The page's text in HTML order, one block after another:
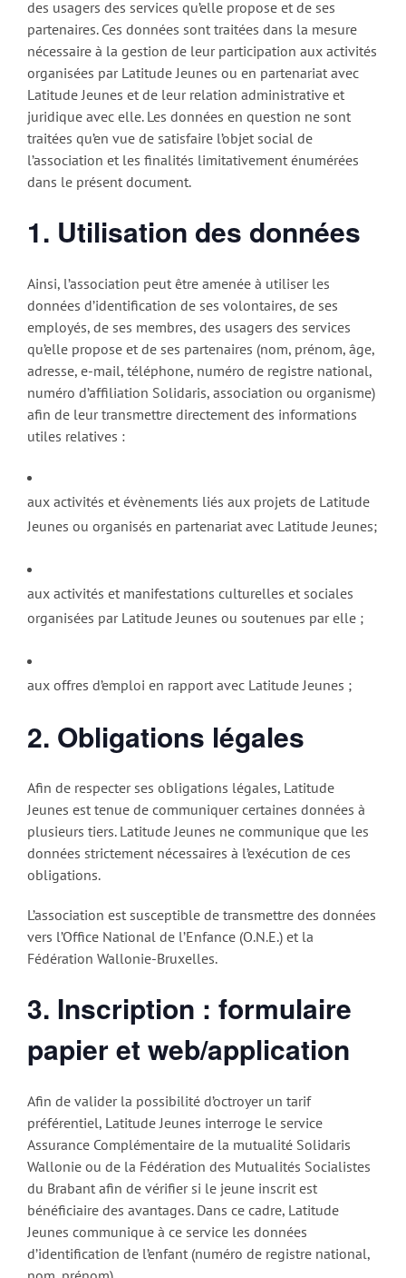
des usagers des services qu’elle propose et de ses
partenaires. Ces données sont traitées dans la mesure
nécessaire à la gestion de leur participation aux activités
organisées par Latitude Jeunes ou en partenariat avec
Latitude Jeunes et de leur relation administrative et
juridique avec elle. Les données en question ne sont
traitées qu’en vue de satisfaire l’objet social de
l’association et les finalités limitativement énumérées
dans le présent document.
1. Utilisation des données
Ainsi, l’association peut être amenée à utiliser les
données d’identification de ses volontaires, de ses
employés, de ses membres, des usagers des services
qu’elle propose et de ses partenaires (nom, prénom, âge,
adresse, e-mail, téléphone, numéro de registre national,
numéro d’affiliation Solidaris, association ou organisme)
afin de leur transmettre directement des informations
utiles relatives :
aux activités et évènements liés aux projets de Latitude
Jeunes ou organisés en partenariat avec Latitude Jeunes;
aux activités et manifestations culturelles et sociales
organisées par Latitude Jeunes ou soutenues par elle ;
aux offres d’emploi en rapport avec Latitude Jeunes ;
2. Obligations légales
Afin de respecter ses obligations légales, Latitude
Jeunes est tenue de communiquer certaines données à
plusieurs tiers. Latitude Jeunes ne communique que les
données strictement nécessaires à l’exécution de ces
obligations.
L’association est susceptible de transmettre des données
vers l’Office National de l’Enfance (O.N.E.) et la
Fédération Wallonie-Bruxelles.
3. Inscription : formulaire
papier et web/application
Afin de valider la possibilité d’octroyer un tarif
préférentiel, Latitude Jeunes interroge le service
Assurance Complémentaire de la mutualité Solidaris
Wallonie ou de la Fédération des Mutualités Socialistes
du Brabant afin de vérifier si le jeune inscrit est
bénéficiaire des avantages. Dans ce cadre, Latitude
Jeunes communique à ce service les données
d’identification de l’enfant (numéro de registre national,